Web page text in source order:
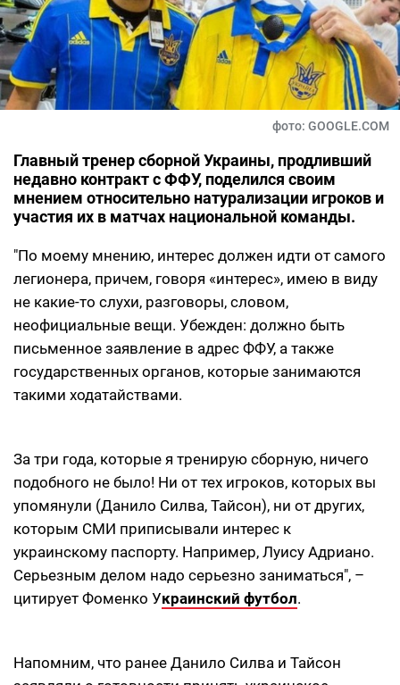
фото: GOOGLE.COM
Главный тренер сборной Украины, продливший
недавно контракт с ФФУ, поделился своим
мнением относительно натурализации игроков и
участия их в матчах национальной команды.
"По моему мнению, интерес должен идти от самого
легионера, причем, говоря «интерес», имею в виду
не какие-то слухи, разговоры, словом,
неофициальные вещи. Убежден: должно быть
письменное заявление в адрес ФФУ, а также
государственных органов, которые занимаются
такими ходатайствами.
За три года, которые я тренирую сборную, ничего
подобного не было! Ни от тех игроков, которых вы
упомянули (Данило Силва, Тайсон), ни от других,
которым СМИ приписывали интерес к
украинскому паспорту. Например, Луису Адриано.
Серьезным делом надо серьезно заниматься", –
цитирует Фоменко Украинский футбол.
Напомним, что ранее Данило Силва и Тайсон